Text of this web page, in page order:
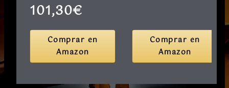
101,30€
Comprar en
Amazon
Comprar en
Amazon